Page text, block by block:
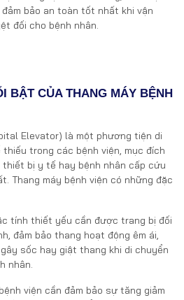
bảo an toàn tốt nhất khi vận
đối cho bệnh nhân.
BẬT CỦA THANG MÁY BỆNH
Elevator) là một phương tiện di
trong các bệnh viện, mục đích
bị y tế hay bệnh nhân cấp cứu
Thang máy bệnh viện có những đặc
tính thiết yếu cần được trang bị đối
đảm bảo thang hoạt động êm ái,
sốc hay giật thang khi di chuyển
nhân.
viện cần đảm bảo sự tăng giảm